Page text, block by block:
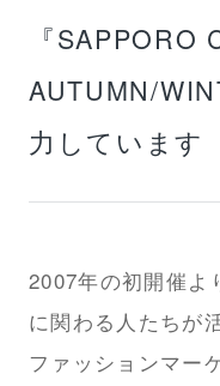
『
AUTUMN/
力しています
2007年の初開催よ
に関わる人たちが
ファッションマー